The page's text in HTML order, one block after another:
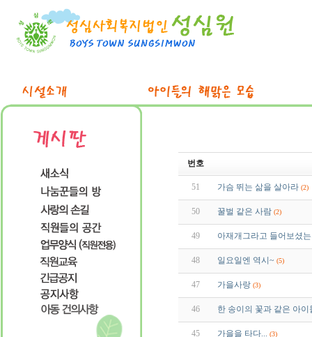
번호
51 가슴 뛰는 삶을 살아라 (2)
50 꿀벌 같은 사람 (2)
49 아재개그라고 들어보셨
48 일요일엔 역시~ (5)
47 가을사랑 (3)
46 한 송이의 꽃과 같은 아이
45 가을을 타다... (3)